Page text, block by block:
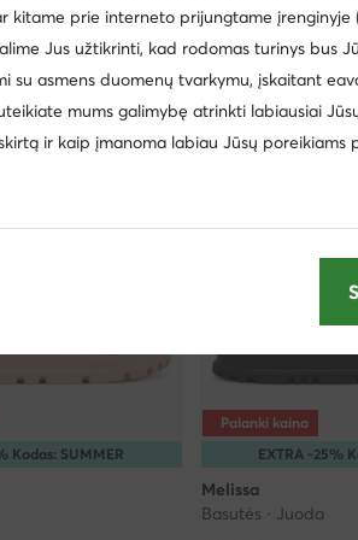
€ Mažiausia kaina77,99 €
Kodas: SUMMER EXTRA -25%
Palanki kaina
Melissa
Basutės · Juoda
kitame prie interneto prijungtame įrenginyje
Jus užtikrinti, kad rodomas turinys bus
su asmens duomenų tvarkymu, įskaitant
mums galimybę atrinkti labiausiai
ir kaip įmanoma labiau Jūsų poreikiams